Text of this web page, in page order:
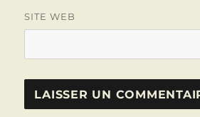
SITE WEB